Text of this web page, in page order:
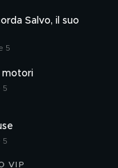
Salvo, il suo
5
motori
5
5
VIP